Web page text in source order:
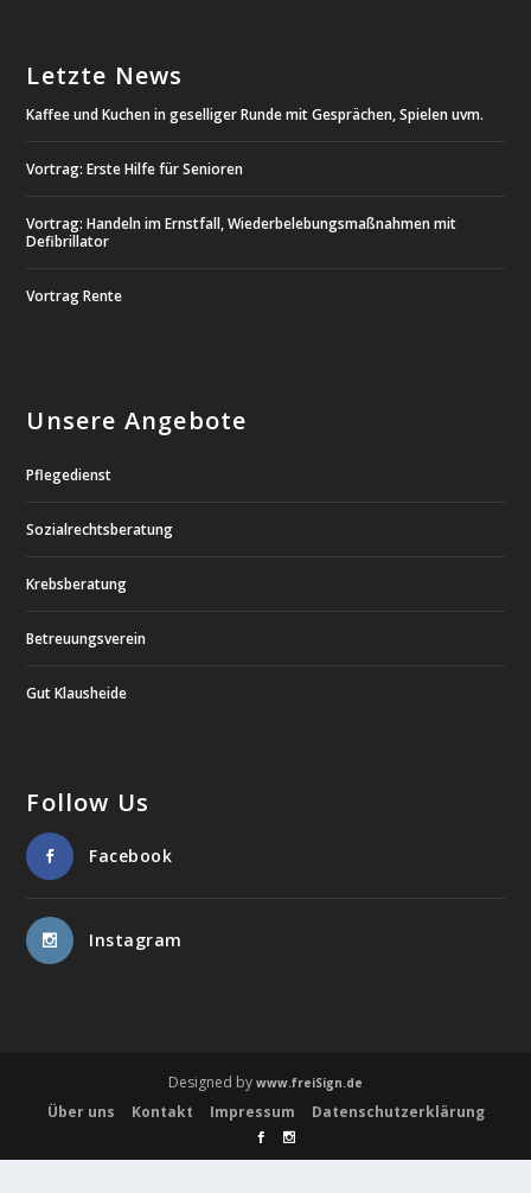
Letzte News
Kaffee und Kuchen in geselliger Runde mit Gesprächen, Spielen uvm.
Vortrag: Erste Hilfe für Senioren
Vortrag: Handeln im Ernstfall, Wiederbelebungsmaßnahmen mit
Defibrillator
Vortrag Rente
Unsere Angebote
Pflegedienst
Sozialrechtsberatung
Krebsberatung
Betreuungsverein
Gut Klausheide
Follow Us
Facebook
Instagram
Designed by www.freiSign.de
Über uns Kontakt Impressum Datenschutzerklärung